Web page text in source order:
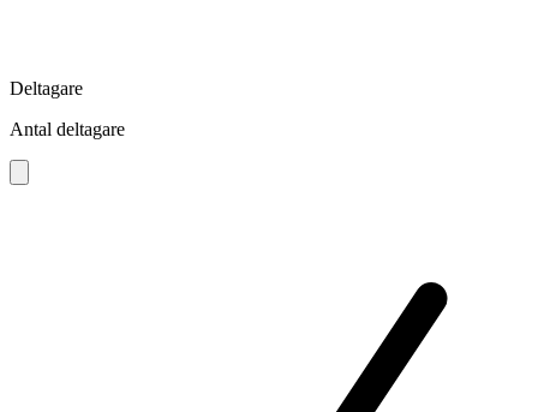
Deltagare
Antal deltagare